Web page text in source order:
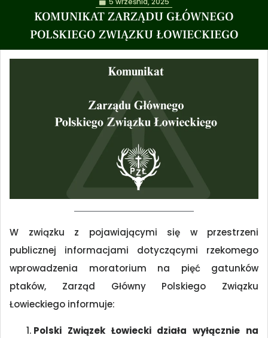
KOMUNIKAT ZARZĄDU GŁÓWNEGO
POLSKIEGO ZWIĄZKU ŁOWIECKIEGO
W związku z pojawiającymi się w przestrzeni
publicznej informacjami dotyczącymi rzekomego
wprowadzenia moratorium na pięć gatunków
ptaków, Zarząd Główny Polskiego Związku
Łowieckiego informuje:
Polski Związek Łowiecki działa wyłącznie na